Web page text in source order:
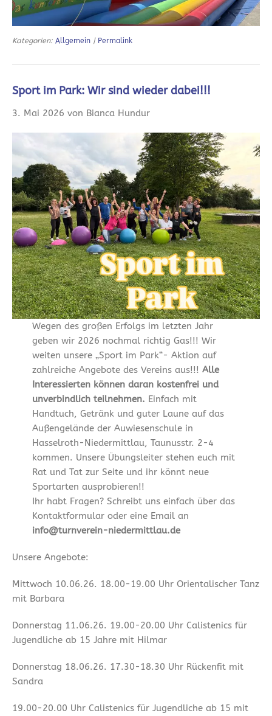
Kategorien: Allgemein | Permalink
Sport im Park: Wir sind wieder dabei!!!
3. Mai 2026 von Bianca Hundur
Wegen des großen Erfolgs im letzten Jahr
geben wir 2026 nochmal richtig Gas!!! Wir
weiten unsere „Sport im Park“- Aktion auf
zahlreiche Angebote des Vereins aus!!! Alle
Interessierten können daran kostenfrei und
unverbindlich teilnehmen. Einfach mit
Handtuch, Getränk und guter Laune auf das
Außengelände der Auwiesenschule in
Hasselroth-Niedermittlau, Taunusstr. 2-4
kommen. Unsere Übungsleiter stehen euch mit
Rat und Tat zur Seite und ihr könnt neue
Sportarten ausprobieren!!
Ihr habt Fragen? Schreibt uns einfach über das
Kontaktformular oder eine Email an
info@turnverein-niedermittlau.de
Unsere Angebote:
Mittwoch 10.06.26. 18.00-19.00 Uhr Orientalischer Tanz
mit Barbara
Donnerstag 11.06.26. 19.00-20.00 Uhr Calistenics für
Jugendliche ab 15 Jahre mit Hilmar
Donnerstag 18.06.26. 17.30-18.30 Uhr Rückenfit mit
Sandra
19.00-20.00 Uhr Calistenics für Jugendliche ab 15 mit